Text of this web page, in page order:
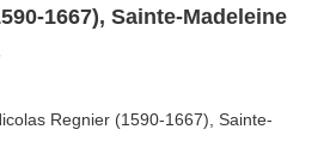
1667), Sainte-Madeleine